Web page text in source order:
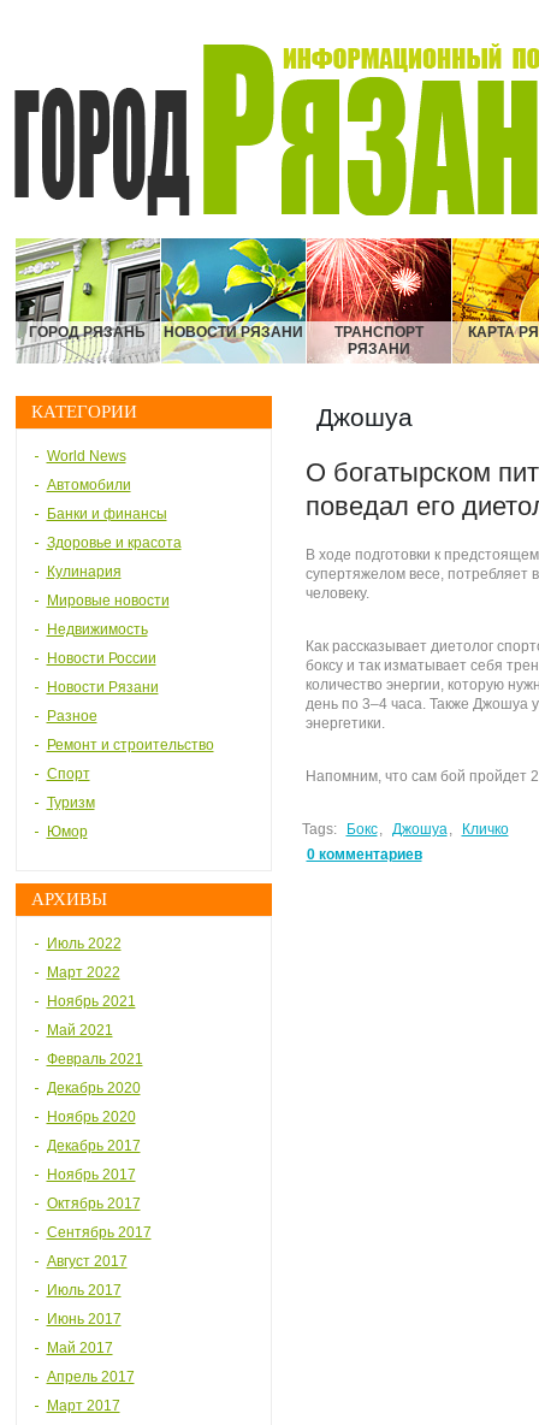
ГОРОД РЯЗАНЬ НОВОСТИ РЯЗАНИ
ТРАНСПОРТ
РЯЗАНИ
КАРТА
КАТЕГОРИИ
World News
Автомобили
Банки и финансы
Здоровье и красота
Кулинария
Мировые новости
Недвижимость
Новости России
Новости Рязани
Разное
Ремонт и строительство
Спорт
Туризм
Юмор
АРХИВЫ
Июль 2022
Март 2022
Ноябрь 2021
Май 2021
Февраль 2021
Декабрь 2020
Ноябрь 2020
Декабрь 2017
Ноябрь 2017
Октябрь 2017
Сентябрь 2017
Август 2017
Июль 2017
Июнь 2017
Май 2017
Апрель 2017
Март 2017
Джошуа
О богатырском
поведал его
В ходе подготовки к
супертяжелом весе, потребляет
человеку.
Как рассказывает диетолог
боксу и так изматывает себя
количество энергии, которую
день по 3–4 часа. Также Джошуа
энергетики.
Напомним, что сам бой пройдет
Tags: Бокс, Джошуа,
Кличко
0 комментариев